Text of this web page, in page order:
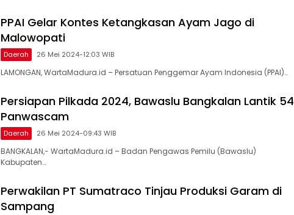
PPAI Gelar Kontes Ketangkasan Ayam Jago di
Malowopati
Daerah 26 Mei 2024-12:03 WIB
LAMONGAN, WartaMadura.id – Persatuan Penggemar Ayam Indonesia (PPAI)…
Persiapan Pilkada 2024, Bawaslu Bangkalan Lantik 54
Panwascam
Daerah 26 Mei 2024-09:43 WIB
BANGKALAN,- WartaMadura.id – Badan Pengawas Pemilu (Bawaslu)
Kabupaten…
Perwakilan PT Sumatraco Tinjau Produksi Garam di
Sampang